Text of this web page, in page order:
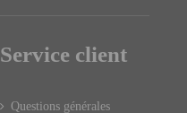
Service client
Questions générales